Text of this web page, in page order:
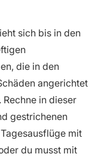
sich bis in den
die in den
angerichtet
in dieser
gestrichenen
mit
du musst mit